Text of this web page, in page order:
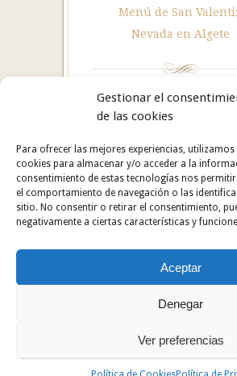
Gestionar el
de las cookies
Para ofrecer las mejores experiencias,
cookies para almacenar y/o acceder a la
consentimiento de estas tecnologías nos
el comportamiento de navegación o las
sitio. No consentir o retirar el consentimiento,
negativamente a ciertas características y
Aceptar
Denegar
Ver preferencias
Menú de San
Nevada en Algete
Hotel Restaurante Asador Algete. C/
28110 Algete (Madrid). Hotel: 91
Copyright © 2024 Hotel Restaurante
Todos los derechos